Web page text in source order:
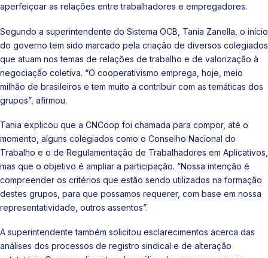
aperfeiçoar as relações entre trabalhadores e empregadores.
Segundo a superintendente do Sistema OCB, Tania Zanella, o início
do governo tem sido marcado pela criação de diversos colegiados
que atuam nos temas de relações de trabalho e de valorização à
negociação coletiva. “O cooperativismo emprega, hoje, meio
milhão de brasileiros e tem muito a contribuir com as temáticas dos
grupos”, afirmou.
Tania explicou que a CNCoop foi chamada para compor, até o
momento, alguns colegiados como o Conselho Nacional do
Trabalho e o de Regulamentação de Trabalhadores em Aplicativos,
mas que o objetivo é ampliar a participação. “Nossa intenção é
compreender os critérios que estão sendo utilizados na formação
destes grupos, para que possamos requerer, com base em nossa
representatividade, outros assentos”.
A superintendente também solicitou esclarecimentos acerca das
análises dos processos de registro sindical e de alteração